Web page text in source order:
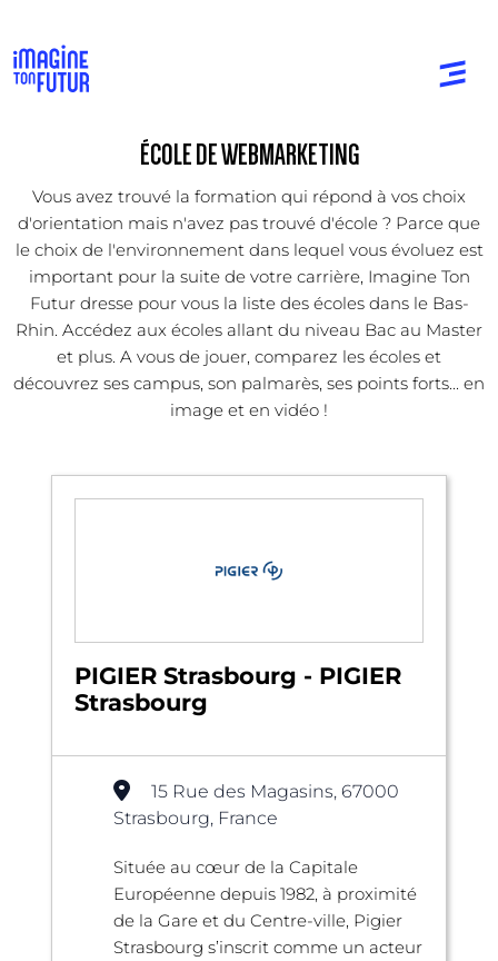
ÉCOLE DE WEBMARKETING
Vous avez trouvé la formation qui répond à vos choix
d'orientation mais n'avez pas trouvé d'école ? Parce que
le choix de l'environnement dans lequel vous évoluez est
important pour la suite de votre carrière, Imagine Ton
Futur dresse pour vous la liste des écoles dans le Bas-
Rhin. Accédez aux écoles allant du niveau Bac au Master
et plus. A vous de jouer, comparez les écoles et
découvrez ses campus, son palmarès, ses points forts... en
image et en vidéo !
PIGIER Strasbourg - PIGIER
Strasbourg
15 Rue des Magasins, 67000
Strasbourg, France
Située au cœur de la Capitale
Européenne depuis 1982, à proximité
de la Gare et du Centre-ville, Pigier
Strasbourg s’inscrit comme un acteur